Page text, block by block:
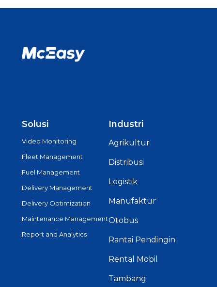
Solusi
Video Monitoring
Fleet Management
Fuel Management
Delivery Management
Delivery Optimization
Maintenance Management
Report and Analytics
Industri
Agrikultur
Distribusi
Logistik
Manufaktur
Otobus
Rantai Pendingin
Rental Mobil
Tambang